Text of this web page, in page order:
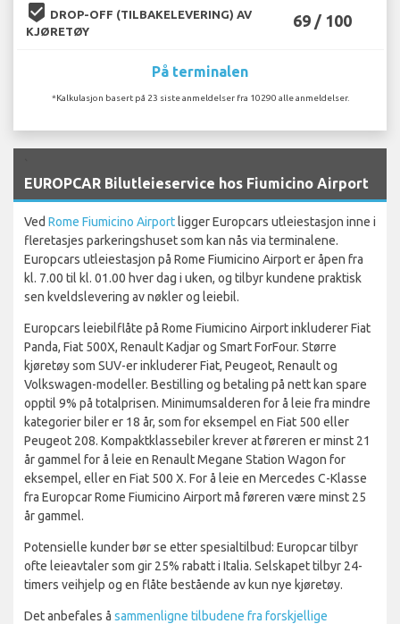
beenhere DROP-OFF (TILBAKELEVERING) AV
KJØRETØY
69 / 100
På terminalen
*Kalkulasjon basert på 23 siste anmeldelser fra 10290 alle anmeldelser.
EUROPCAR Bilutleieservice hos Fiumicino Airport
Ved Rome Fiumicino Airport ligger Europcars utleiestasjon inne i
fleretasjes parkeringshuset som kan nås via terminalene.
Europcars utleiestasjon på Rome Fiumicino Airport er åpen fra
kl. 7.00 til kl. 01.00 hver dag i uken, og tilbyr kundene praktisk
sen kveldslevering av nøkler og leiebil.
Europcars leiebilflåte på Rome Fiumicino Airport inkluderer Fiat
Panda, Fiat 500X, Renault Kadjar og Smart ForFour. Større
kjøretøy som SUV-er inkluderer Fiat, Peugeot, Renault og
Volkswagen-modeller. Bestilling og betaling på nett kan spare
opptil 9% på totalprisen. Minimumsalderen for å leie fra mindre
kategorier biler er 18 år, som for eksempel en Fiat 500 eller
Peugeot 208. Kompaktklassebiler krever at føreren er minst 21
år gammel for å leie en Renault Megane Station Wagon for
eksempel, eller en Fiat 500 X. For å leie en Mercedes C-Klasse
fra Europcar Rome Fiumicino Airport må føreren være minst 25
år gammel.
Potensielle kunder bør se etter spesialtilbud: Europcar tilbyr
ofte leieavtaler som gir 25% rabatt i Italia. Selskapet tilbyr 24-
timers veihjelp og en flåte bestående av kun nye kjøretøy.
Det anbefales å sammenligne tilbudene fra forskjellige